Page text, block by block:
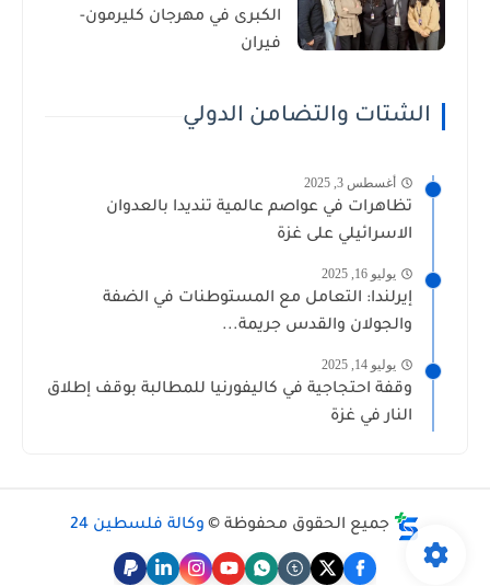
الكبرى في مهرجان كليرمون-
فيران
الشتات والتضامن الدولي
أغسطس 3, 2025
تظاهرات في عواصم عالمية تنديدا بالعدوان
الاسرائيلي على غزة
يوليو 16, 2025
إيرلندا: التعامل مع المستوطنات في الضفة
والجولان والقدس جريمة...
يوليو 14, 2025
وقفة احتجاجية في كاليفورنيا للمطالبة بوقف إطلاق
النار في غزة
جميع الحقوق محفوظة © وكالة فلسطين 24